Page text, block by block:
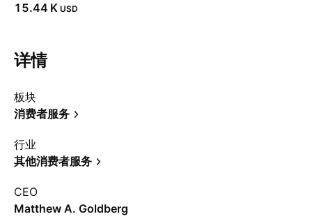
‪15.44 K‬ USD
详情
板块
消费者服务
行业
其他消费者服务
CEO
Matthew A. Goldberg